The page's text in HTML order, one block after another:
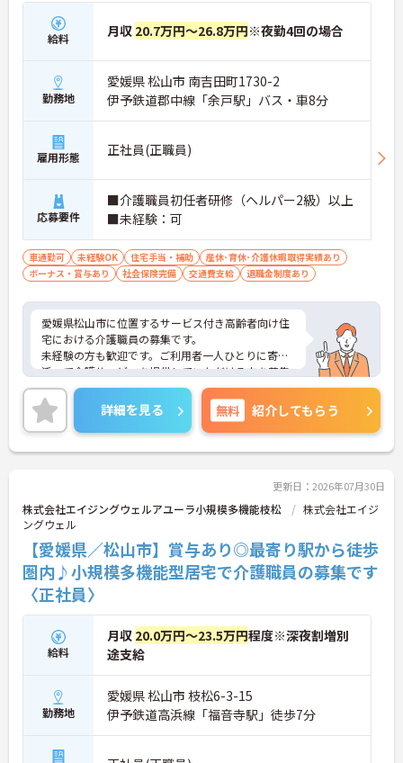
給料 月収 20.7万円～26.8万円※夜勤4回の場合
勤務地
愛媛県 松山市 南吉田町1730-2
伊予鉄道郡中線「余戸駅」バス・車8分
雇用形態 正社員(正職員)
応募要件
■介護職員初任者研修（ヘルパー2級）以上
■未経験：可
車通勤可 未経験OK 住宅手当・補助
産休･育休･介護休暇取得実績あり
ボーナス・賞与あり
社会保険完備 交通費支給 退職金制度あり
愛媛県松山市に位置するサービス付き高齢者向け住
宅における介護職員の募集です。
未経験の方も歓迎です。ご利用者一人ひとりに寄り
添って介護サービスを提供していただける方を募集
しています。
ご興味のある方には、面接対策ポイントなど、さら
に詳細をお話しいたしますのでお気軽にご相談くだ
さい！
詳細を見る 無料 紹介してもらう
更新日：2026年07月30日
株式会社エイジングウェルアユーラ小規模多機能枝松
株式会社エイジ
ングウェル
【愛媛県／松山市】賞与あり◎最寄り駅から徒歩
圏内♪小規模多機能型居宅で介護職員の募集です
〈正社員〉
給料
月収 20.0万円～23.5万円程度※深夜割増別
途支給
勤務地
愛媛県 松山市 枝松6-3-15
伊予鉄道高浜線「福音寺駅」徒歩7分